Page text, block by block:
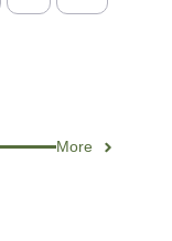
More